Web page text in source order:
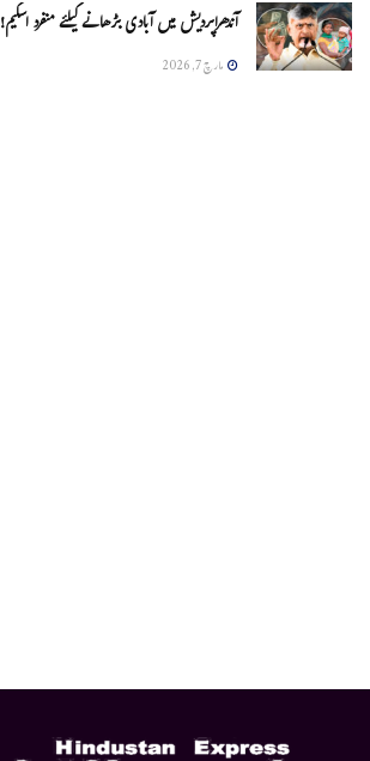
آندھراپردیش میں آبادی بڑھانے کیلئے منفرد اسکیم!
مارچ 7, 2026